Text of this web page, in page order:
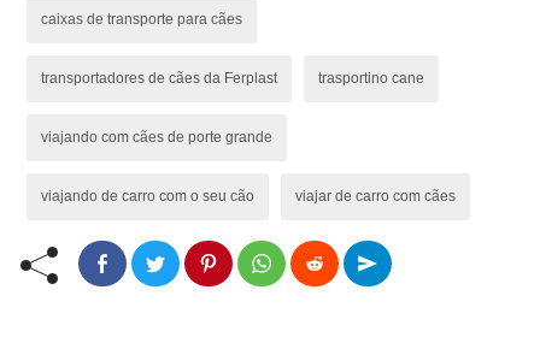
caixas de transporte para cães
transportadores de cães da Ferplast trasportino cane
viajando com cães de porte grande
viajando de carro com o seu cão viajar de carro com cães